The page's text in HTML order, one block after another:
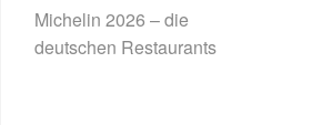
Michelin 2026 – die
deutschen Restaurants